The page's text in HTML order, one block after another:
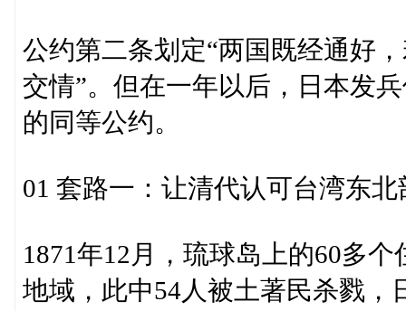
公约第二条划定“两国既经通好
交情”。但在一年以后，日本发
的同等公约。
01 套路一：让清代认可台湾东
1871年12月，琉球岛上的60多
地域，此中54人被土著民杀戮，